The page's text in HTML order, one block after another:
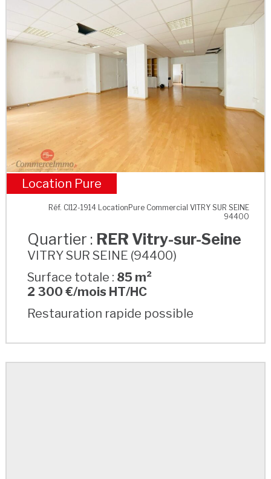
RER Vitry-sur-Seine
Location Pure
Réf. CI12-1914 LocationPure Commercial VITRY SUR SEINE
94400
Quartier : RER Vitry-sur-Seine
VITRY SUR SEINE (94400)
Surface totale : 85 m²
2 300 €/mois HT/HC
Restauration rapide possible